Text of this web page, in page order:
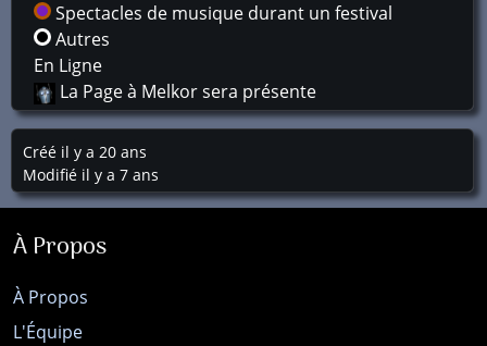
Spectacles de musique durant un festival
Autres
En Ligne
La Page à Melkor sera présente
Créé il y a 20 ans
Modifié il y a 7 ans
À Propos
À Propos
L'Équipe